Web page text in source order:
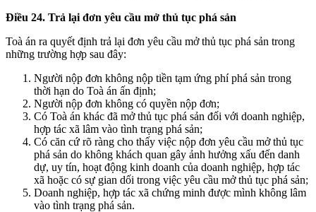
Điều 24. Trả lại đơn yêu cầu mở thủ tục phá sản
Toà án ra quyết định trả lại đơn yêu cầu mở thủ tục phá sản trong
những trường hợp sau đây:
Người nộp đơn không nộp tiền tạm ứng phí phá sản trong
thời hạn do Toà án ấn định;
Người nộp đơn không có quyền nộp đơn;
Có Toà án khác đã mở thủ tục phá sản đối với doanh nghiệp,
hợp tác xã lâm vào tình trạng phá sản;
Có căn cứ rõ ràng cho thấy việc nộp đơn yêu cầu mở thủ tục
phá sản do không khách quan gây ảnh hưởng xấu đến danh
dự, uy tín, hoạt động kinh doanh của doanh nghiệp, hợp tác
xã hoặc có sự gian dối trong việc yêu cầu mở thủ tục phá sản;
Doanh nghiệp, hợp tác xã chứng minh được mình không lâm
vào tình trạng phá sản.